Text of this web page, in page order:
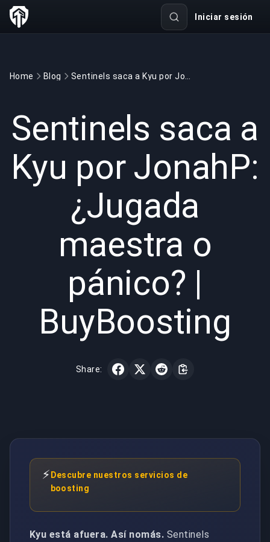
Iniciar sesión
Home Blog
Sentinels saca a
Kyu por JonahP:
¿Jugada
maestra o
pánico? |
BuyBoosting
Share:
⚡ Descubre nuestros servicios de
boosting
Kyu está afuera. Así nomás. Sentinels